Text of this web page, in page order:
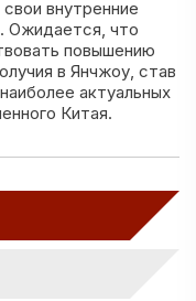
внутренние
Ожидается, что
повышению
в Янчжоу, став
актуальных
Китая.